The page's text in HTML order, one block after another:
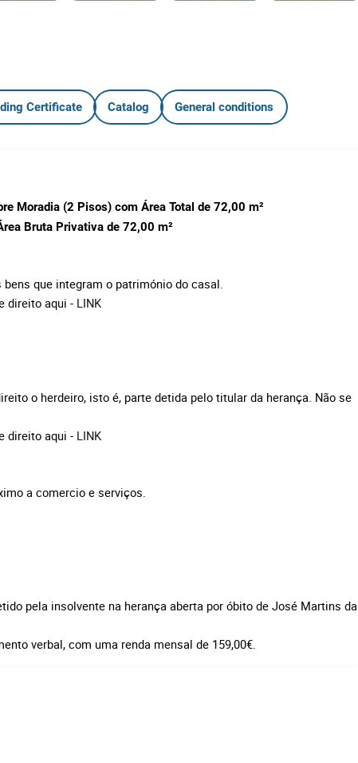
Certificate Catalog General conditions
Moradia (2 Pisos) com Área Total de 72,00 m²
Bruta Privativa de 72,00 m²
que integram o património do casal.
direito aqui - LINK
o herdeiro, isto é, parte detida pelo titular da herança. Não se
direito aqui - LINK
a comercio e serviços.
pela insolvente na herança aberta por óbito de José Martins da
verbal, com uma renda mensal de 159,00€.